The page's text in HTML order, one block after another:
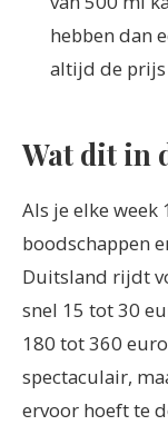
hebben dan
altijd de
Wat dit in
Als je elke
boodschappen
Duitsland rijdt
snel 15 tot 30
180 tot 360
spectaculair,
ervoor hoeft te